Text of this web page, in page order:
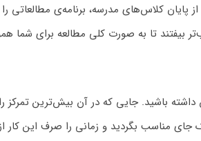
کلاس‌های مدرسه، برنامه‌‌ی مطالعاتی
تا به صورت کلی مطالعه برای شما
باشید. جایی که در آن بیش‌ترین تمرکز
جای مناسب بگردید و زمانی را صرف این